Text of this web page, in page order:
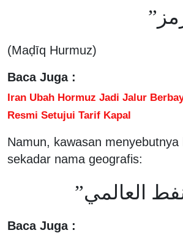
(Maḍīq Hurmuz)
Baca Juga :
Iran Ubah Hormuz Jadi Jalur
Resmi Setujui Tarif Kapal
Namun, kawasan menyebutnya
sekadar nama geografis:
العالمي”
Baca Juga :